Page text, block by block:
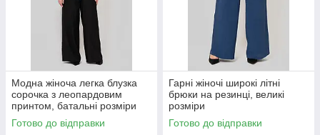
Модна жіноча легка блузка
сорочка з леопардовим
принтом, батальні розміри
Готово до відправки
Гарні жіночі широкі літні
брюки на резинці, великі
розміри
Готово до відправки